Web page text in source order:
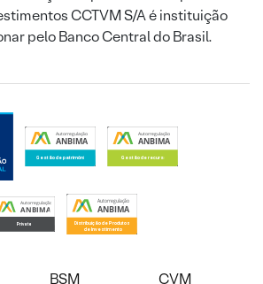
CCTVM S/A é instituição
pelo Banco Central do Brasil.
BSM CVM